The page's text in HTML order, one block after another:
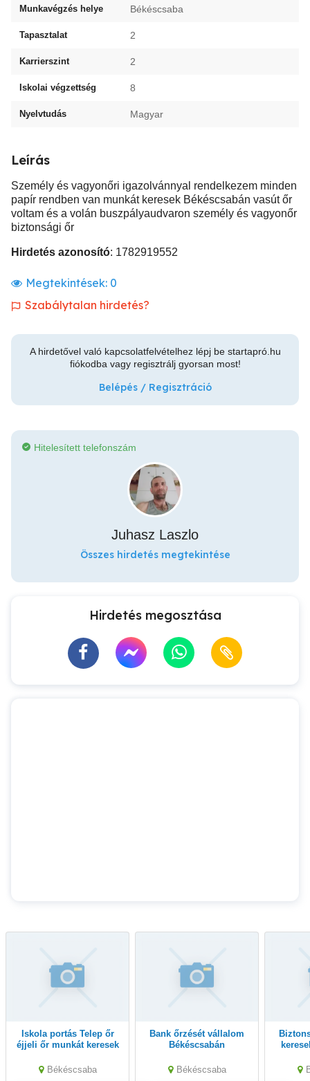
Munkavégzés helye Békéscsaba
Tapasztalat 2
Karrierszint 2
Iskolai végzettség 8
Nyelvtudás Magyar
Leírás
Személy és vagyonőri igazolvánnyal rendelkezem minden
papír rendben van munkát keresek Békéscsabán vasút őr
voltam és a volán buszpályaudvaron személy és vagyonőr
biztonsági őr
Hirdetés azonosító: 1782919552
Megtekintések: 0
Szabálytalan hirdetés?
A hirdetővel való kapcsolatfelvételhez lépj be startapró.hu
fiókodba vagy regisztrálj gyorsan most!
Belépés / Regisztráció
Hitelesített telefonszám
Juhasz Laszlo
Összes hirdetés megtekintése
Hirdetés megosztása
éjjeli őr munkát keresek
Békéscsaba
bank őrzését vállalom
Békéscsabán
Békéscsaba
biztonsági őri munkát